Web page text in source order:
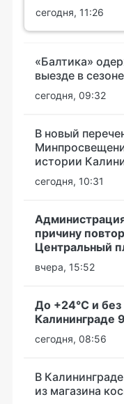
сегодня, 11:26
«Балтика»
выезде в сезоне
сегодня, 09:32
В новый
истории
сегодня, 10:31
причину
Центральный
вчера, 15:52
До +24°С и без
Калининграде
сегодня, 08:56
В
из магазина